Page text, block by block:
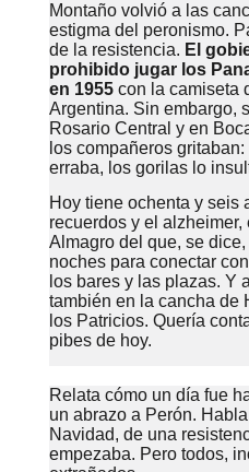
Montaño volvió a las
estigma del peronismo.
de la resistencia. El
prohibido jugar los
en 1955con la camiseta
Argentina. Sin embargo,
Rosario Central y en
los compañeros gritaban:
erraba, los gorilas lo
Hoy tiene ochenta y seis
recuerdos y el
Almagro del que, se
noches para conectar
los bares y las plazas. Y
también en la cancha de
los Patricios. Quería
pibes de hoy.
Relata cómo un día fue
un abrazo a Perón.
Navidad, de una
empezaba. Pero todos,